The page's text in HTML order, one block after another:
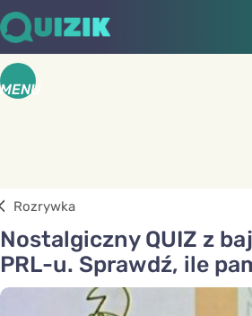
MENU
Rozrywka
Nostalgiczny QUIZ z
PRL-u. Sprawdź, ile